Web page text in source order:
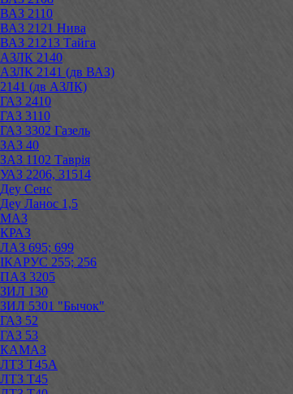
ВАЗ 2110
ВАЗ 2121 Нива
ВАЗ 21213 Тайга
АЗЛК 2140
АЗЛК 2141 (дв ВАЗ)
2141 (дв АЗЛК)
ГАЗ 2410
ГАЗ 3110
ГАЗ 3302 Газель
ЗАЗ 40
ЗАЗ 1102 Таврія
УАЗ 2206, 31514
Деу Сенс
Деу Ланос 1,5
МАЗ
КРАЗ
ЛАЗ 695; 699
ІКАРУС 255; 256
ПАЗ 3205
ЗИЛ 130
ЗИЛ 5301 "Бычок"
ГАЗ 52
ГАЗ 53
КАМАЗ
ЛТЗ Т45А
ЛТЗ Т45